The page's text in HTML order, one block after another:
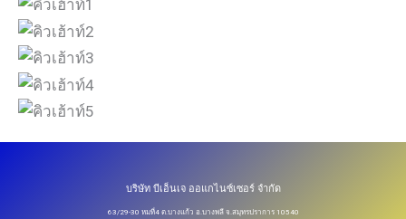
บริษัท บีเอ็นเจ ออแกไนซ์เซอร์ จำกัด
63/29-30 หมที่4 ต.บางแก้ว อ.บางพลี จ.สมุทรปราการ 10540